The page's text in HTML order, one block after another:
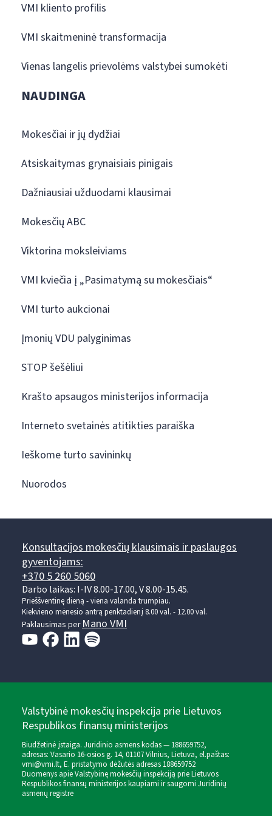
VMI kliento profilis
VMI skaitmeninė transformacija
Vienas langelis prievolėms valstybei sumokėti
NAUDINGA
Mokesčiai ir jų dydžiai
Atsiskaitymas grynaisiais pinigais
Dažniausiai užduodami klausimai
Mokesčių ABC
Viktorina moksleiviams
VMI kviečia į „Pasimatymą su mokesčiais“
VMI turto aukcionai
Įmonių VDU palyginimas
STOP šešėliui
Krašto apsaugos ministerijos informacija
Interneto svetainės atitikties paraiška
Ieškome turto savininkų
Nuorodos
Konsultacijos mokesčių klausimais ir paslaugos
gyventojams:
+370 5 260 5060
Darbo laikas: I-IV 8.00-17.00, V 8.00-15.45.
Prieššventinę dieną - viena valanda trumpiau.
Kiekvieno mėnesio antrą penktadienį 8.00 val. - 12.00 val.
Paklausimas perMano VMI
Valstybinė mokesčių inspekcija prie Lietuvos
Respublikos finansų ministerijos
Biudžetinė įstaiga. Juridinio asmens kodas — 188659752,
adresas: Vasario 16-osios g. 14, 01107 Vilnius, Lietuva, el.paštas:
vmi@vmi.lt, E. pristatymo dėžutės adresas 188659752
Duomenys apie Valstybinę mokesčių inspekciją prie Lietuvos
Respublikos finansų ministerijos kaupiami ir saugomi Juridinių
asmenų registre